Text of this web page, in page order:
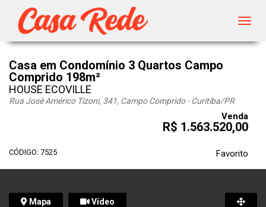
Casa em Condomínio 3 Quartos Campo
Comprido 198m²
HOUSE ECOVILLE
Rua José Américo Tizoni, 341, Campo Comprido - Curitiba/PR
Venda
R$ 1.563.520,00
CÓDIGO: 7525 Favorito
Mapa Vídeo